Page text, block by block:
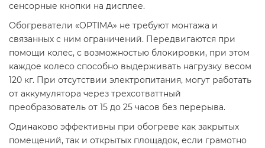
сенсорные кнопки на дисплее.
Обогреватели «OPTIMA» не требуют монтажа и
связанных с ним ограничений. Передвигаются при
помощи колес, с возможностью блокировки, при этом
каждое колесо способно выдерживать нагрузку весом
120 кг. При отсутствии электропитания, могут работать
от аккумулятора через трехсотваттный
преобразователь от 15 до 25 часов без перерыва.
Одинаково эффективны при обогреве как закрытых
помещений, так и открытых площадок, если грамотно